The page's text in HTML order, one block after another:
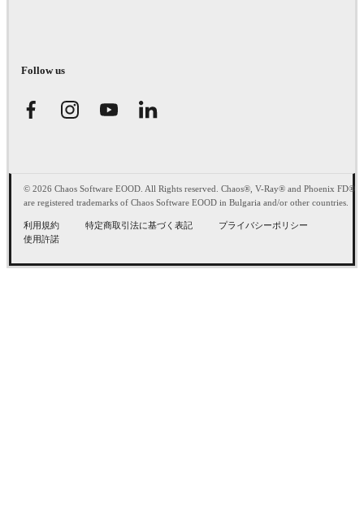
Follow us
© 2026 Chaos Software EOOD. All Rights reserved. Chaos®, V-Ray® and Phoenix FD®
are registered trademarks of Chaos Software EOOD in Bulgaria and/or other countries.
利用規約 特定商取引法に基づく表記
プライバシーポリシー
使用許諾